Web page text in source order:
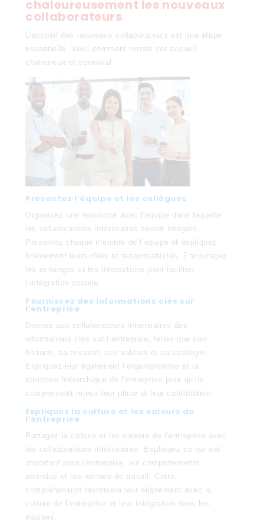
chaleureusement les nouveaux
collaborateurs
L’accueil des nouveaux collaborateurs est une étape
essentielle. Voici comment rendre cet accueil
chaleureux et convivial :
Présentez l’équipe et les collègues
Organisez une rencontre avec l’équipe dans laquelle
les collaborateurs intérimaires seront intégrés.
Présentez chaque membre de l’équipe et expliquez
brièvement leurs rôles et responsabilités. Encouragez
les échanges et les interactions pour faciliter
l’intégration sociale.
Fournissez des informations clés sur
l’entreprise
Donnez aux collaborateurs intérimaires des
informations clés sur l’entreprise, telles que son
histoire, sa mission, ses valeurs et sa stratégie.
Expliquez-leur également l’organigramme et la
structure hiérarchique de l’entreprise pour qu’ils
comprennent mieux leur place et leur contribution.
Expliquez la culture et les valeurs de
l’entreprise
Partagez la culture et les valeurs de l’entreprise avec
les collaborateurs intérimaires. Expliquez ce qui est
important pour l’entreprise, les comportements
attendus et les normes de travail. Cette
compréhension favorisera leur alignement avec la
culture de l’entreprise et leur intégration dans les
équipes.